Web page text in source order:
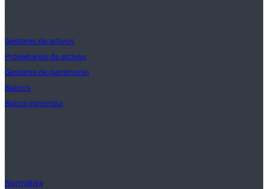
Gestores de activos
Propietarios de activos
Gestores de patrimonio
Bancos
Banca minorista
Normativa